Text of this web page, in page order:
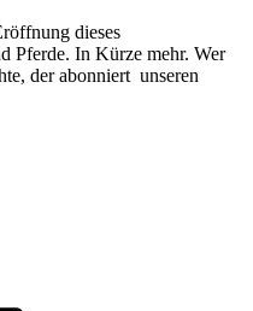
dieses
Pferde. In Kürze mehr. Wer
der abonniert unseren